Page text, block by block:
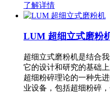
了解详情
LUM 超细立式磨粉
超细立式磨粉机是结合
它的设计和研究的基础
超细粉碎理论的一种先
业设备，包括超细粉碎